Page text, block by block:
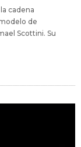
cadena
de
Scottini. Su